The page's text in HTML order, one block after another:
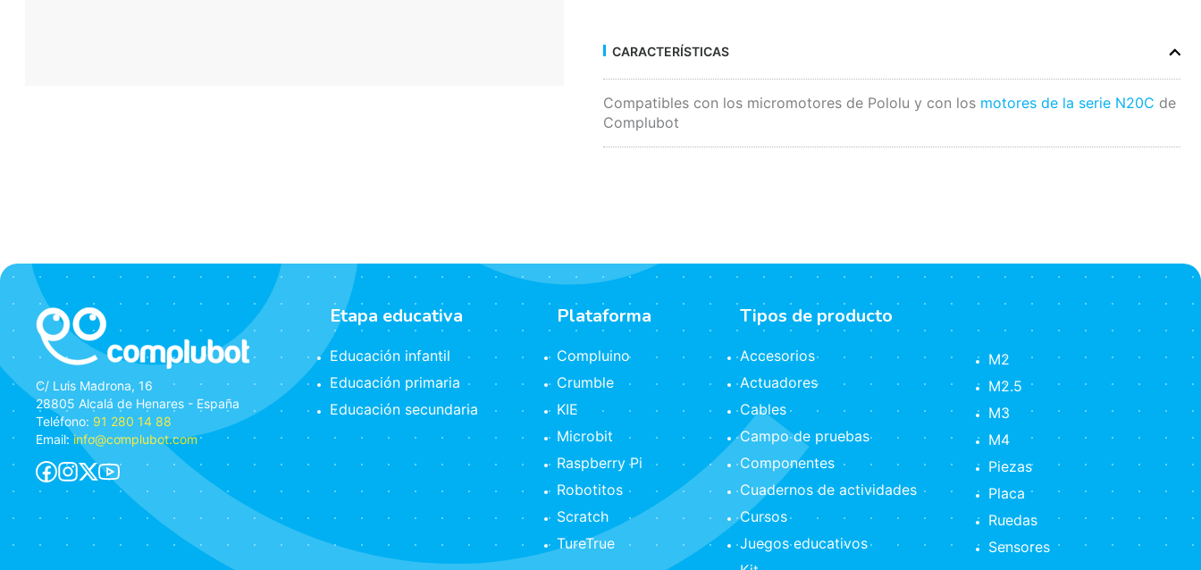
CARACTERÍSTICAS
Compatibles con los micromotores de Pololu y con los motores de la serie N20C de
Complubot
C/ Luis Madrona, 16
28805 Alcalá de Henares - España
Teléfono: 91 280 14 88
Email:info@complubot.com
Etapa educativa
Educación infantil
Educación primaria
Educación secundaria
Plataforma
Compluino
Crumble
KIE
Microbit
Raspberry Pi
Robotitos
Scratch
TureTrue
Tipos de producto
Accesorios
Actuadores
Cables
Campo de pruebas
Componentes
Cuadernos de actividades
Cursos
Juegos educativos
M2
M2.5
M3
M4
Piezas
Placa
Ruedas
Sensores